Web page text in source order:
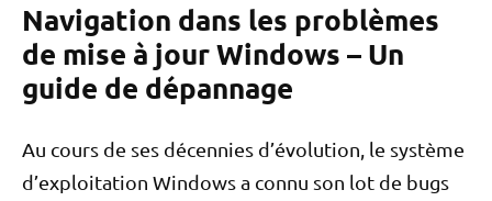
Navigation dans les problèmes
de mise à jour Windows – Un
guide de dépannage
Au cours de ses décennies d’évolution, le système
d’exploitation Windows a connu son lot de bugs